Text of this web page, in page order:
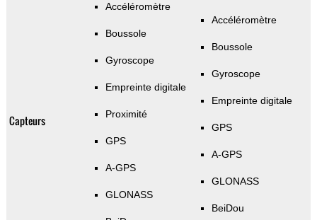
Capteurs
Accéléromètre
Boussole
Gyroscope
Empreinte digitale
Proximité
GPS
A-GPS
GLONASS
Accéléromètre
Boussole
Gyroscope
Empreinte digitale
GPS
A-GPS
GLONASS
BeiDou